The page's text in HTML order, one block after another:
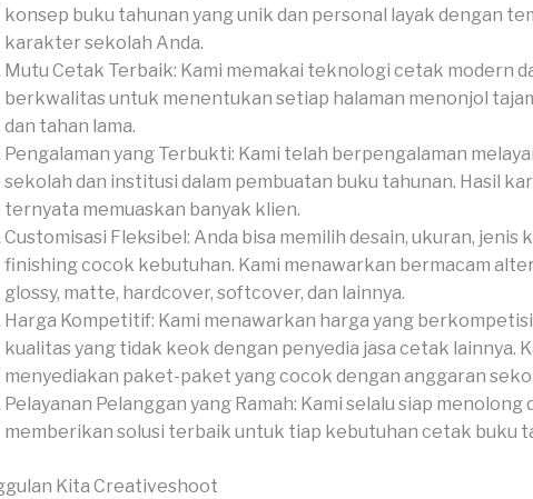
konsep buku tahunan yang unik dan personal layak dengan
karakter sekolah Anda.
Mutu Cetak Terbaik: Kami memakai teknologi cetak modern
berkwalitas untuk menentukan setiap halaman menonjol
dan tahan lama.
Pengalaman yang Terbukti: Kami telah berpengalaman
sekolah dan institusi dalam pembuatan buku tahunan. Hasil
ternyata memuaskan banyak klien.
Customisasi Fleksibel: Anda bisa memilih desain, ukuran, jenis
finishing cocok kebutuhan. Kami menawarkan bermacam
glossy, matte, hardcover, softcover, dan lainnya.
Harga Kompetitif: Kami menawarkan harga yang
kualitas yang tidak keok dengan penyedia jasa cetak lainnya.
menyediakan paket-paket yang cocok dengan anggaran
Pelayanan Pelanggan yang Ramah: Kami selalu siap menolong
memberikan solusi terbaik untuk tiap kebutuhan cetak buku
Kita Creativeshoot